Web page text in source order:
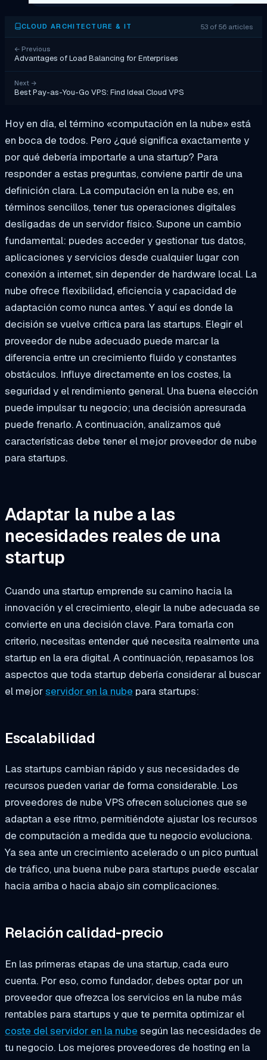
CLOUD ARCHITECTURE & IT 53 of 56 articles
← Previous
Advantages of Load Balancing for Enterprises
Next →
Best Pay-as-You-Go VPS: Find Ideal Cloud VPS
Hoy en día, el término «computación en la nube» está
en boca de todos. Pero ¿qué significa exactamente y
por qué debería importarle a una startup? Para
responder a estas preguntas, conviene partir de una
definición clara. La computación en la nube es, en
términos sencillos, tener tus operaciones digitales
desligadas de un servidor físico. Supone un cambio
fundamental: puedes acceder y gestionar tus datos,
aplicaciones y servicios desde cualquier lugar con
conexión a internet, sin depender de hardware local. La
nube ofrece flexibilidad, eficiencia y capacidad de
adaptación como nunca antes. Y aquí es donde la
decisión se vuelve crítica para las startups. Elegir el
proveedor de nube adecuado puede marcar la
diferencia entre un crecimiento fluido y constantes
obstáculos. Influye directamente en los costes, la
seguridad y el rendimiento general. Una buena elección
puede impulsar tu negocio; una decisión apresurada
puede frenarlo. A continuación, analizamos qué
características debe tener el mejor proveedor de nube
para startups.
Adaptar la nube a las
necesidades reales de una
startup
Cuando una startup emprende su camino hacia la
innovación y el crecimiento, elegir la nube adecuada se
convierte en una decisión clave. Para tomarla con
criterio, necesitas entender qué necesita realmente una
startup en la era digital. A continuación, repasamos los
aspectos que toda startup debería considerar al buscar
el mejorservidor en la nube para startups:
Escalabilidad
Las startups cambian rápido y sus necesidades de
recursos pueden variar de forma considerable. Los
proveedores de nube VPS ofrecen soluciones que se
adaptan a ese ritmo, permitiéndote ajustar los recursos
de computación a medida que tu negocio evoluciona.
Ya sea ante un crecimiento acelerado o un pico puntual
de tráfico, una buena nube para startups puede escalar
hacia arriba o hacia abajo sin complicaciones.
Relación calidad-precio
En las primeras etapas de una startup, cada euro
cuenta. Por eso, como fundador, debes optar por un
proveedor que ofrezca los servicios en la nube más
rentables para startups y que te permita optimizar el
coste del servidor en la nube según las necesidades de
tu negocio. Los mejores proveedores de hosting en la